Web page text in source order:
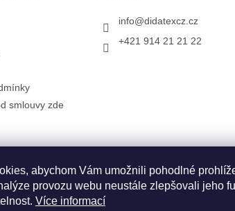
abychom Vám umožnili pohodlné
provozu webu neustále zlepšovali jeho
Více informací
smlouvy zde
info@didatexcz.cz
+421 914 21 21 22